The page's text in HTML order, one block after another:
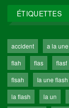
ÉTIQUETTES
accident a la une
flah
flas flasf
flsah
Ia une flash
la flash
la un